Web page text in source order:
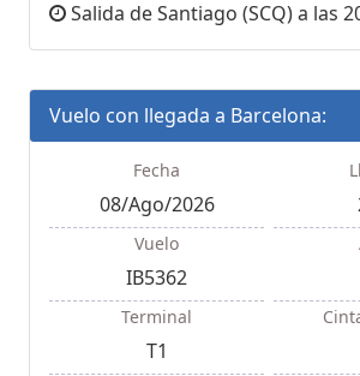
Salida de Santiago (SCQ) a las
Vuelo con llegada a Barcelona:
Fecha
08/Ago/2026
Vuelo
IB5362
Terminal
T1